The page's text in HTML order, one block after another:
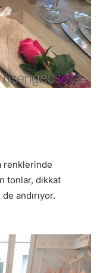
renklerinde
tonlar, dikkat
andırıyor.